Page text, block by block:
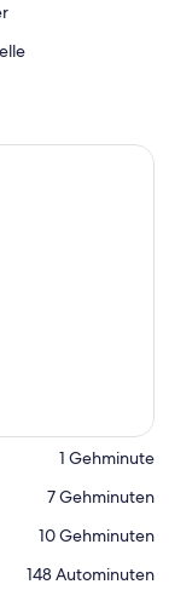
‪1 Gehminute‬
‪7 Gehminuten‬
‪10 Gehminuten‬
‪148 Autominuten‬